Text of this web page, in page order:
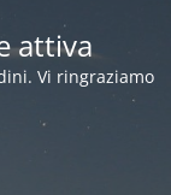
attiva
Vi ringraziamo